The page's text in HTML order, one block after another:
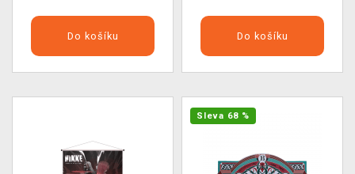
Do košíku Do košíku
Sleva 68 %